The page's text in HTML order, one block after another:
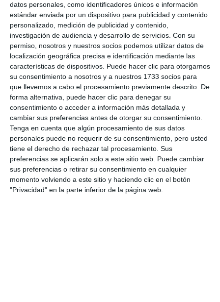
datos personales, como identificadores únicos e información
estándar enviada por un dispositivo para publicidad y contenido
personalizado, medición de publicidad y contenido,
investigación de audiencia y desarrollo de servicios. Con su
permiso, nosotros y nuestros socios podemos utilizar datos de
localización geográfica precisa e identificación mediante las
características de dispositivos. Puede hacer clic para otorgarnos
su consentimiento a nosotros y a nuestros 1733 socios para
que llevemos a cabo el procesamiento previamente descrito. De
forma alternativa, puede hacer clic para denegar su
consentimiento o acceder a información más detallada y
cambiar sus preferencias antes de otorgar su consentimiento.
Tenga en cuenta que algún procesamiento de sus datos
personales puede no requerir de su consentimiento, pero usted
tiene el derecho de rechazar tal procesamiento. Sus
preferencias se aplicarán solo a este sitio web. Puede cambiar
sus preferencias o retirar su consentimiento en cualquier
momento volviendo a este sitio y haciendo clic en el botón
"Privacidad" en la parte inferior de la página web.
Mijas Pueblo promociona su oferta
gastronómica y comercial con un programa
de descuentos los fines de semana
ACTUALIDAD
El Ayuntamiento dona los beneficios de un
bono de descuento para los cinco museos de
Mijas a los colectivos sociales que gestionan
estos espacios
ACTUALIDAD
Los usuarios del tuktuk tendrán descuento
en los museos de Mijas Pueblo gracias a un
acuerdo promovido por el Ayuntamiento
ACTUALIDAD
Mijas recurrirá el intento del último gobierno